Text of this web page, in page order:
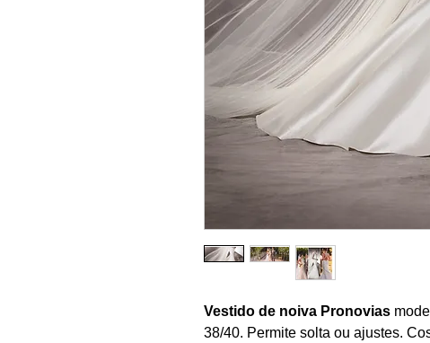
Vestido de noiva Pronovias
38/40. Permite solta ou ajustes.